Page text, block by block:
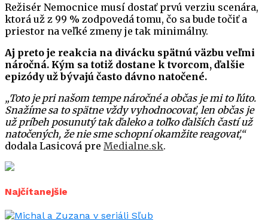
Režisér Nemocnice musí dostať prvú verziu scenára,
ktorá už z 99 % zodpovedá tomu, čo sa bude točiť a
priestor na veľké zmeny je tak minimálny.
Aj preto je reakcia na divácku spätnú väzbu veľmi
náročná. Kým sa totiž dostane k tvorcom, ďalšie
epizódy už bývajú často dávno natočené.
„Toto je pri našom tempe náročné a občas je mi to ľúto.
Snažíme sa to spätne vždy vyhodnocovať, len občas je
už príbeh posunutý tak ďaleko a toľko ďalších častí už
natočených, že nie sme schopní okamžite reagovať,“
dodala Lasicová pre Medialne.sk.
Najčítanejšie